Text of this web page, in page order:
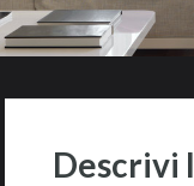
Descrivi